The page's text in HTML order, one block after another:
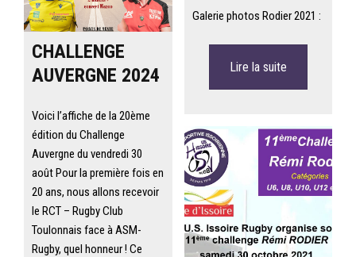
CHALLENGE
AUVERGNE 2024
Voici l’affiche de la 20ème
édition du Challenge
Auvergne du vendredi 30
août Pour la première fois en
20 ans, nous allons recevoir
le RCT – Rugby Club
Toulonnais face à ASM-
Rugby, quel honneur ! Ce
Galerie photos Rodier 2021 :
Lire la suite